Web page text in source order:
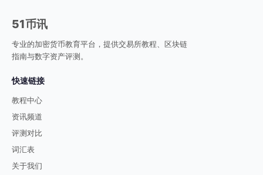
51币讯
专业的加密货币教育平台，提供交易所教程、区块链
指南与数字资产评测。
快速链接
教程中心
资讯频道
评测对比
词汇表
关于我们